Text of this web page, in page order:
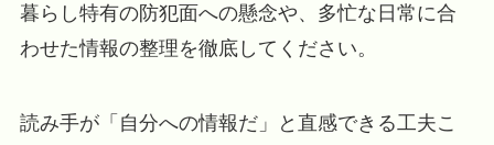
暮らし特有の防犯面への懸念や、多忙な日常に合
わせた情報の整理を徹底してください。
読み手が「自分への情報だ」と直感できる工夫こ